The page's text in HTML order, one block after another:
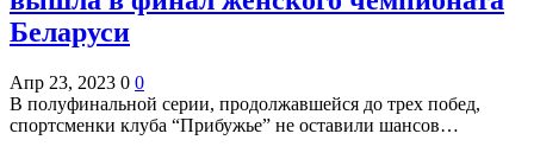
Беларуси
Апр 23, 2023 0 0
В полуфинальной серии, продолжавшейся до трех побед,
спортсменки клуба “Прибужье” не оставили шансов…